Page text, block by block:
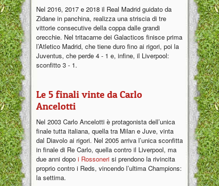
Nel 2016, 2017 e 2018 il Real Madrid guidato da
Zidane in panchina, realizza una striscia di tre
vittorie consecutive della coppa dalle grandi
orecchie. Nel tritacarne dei Galacticos finisce prima
l’Atletico Madrid, che tiene duro fino ai rigori, poi la
Juventus, che perde 4 - 1 e, infine, il Liverpool:
sconfitto 3 - 1.
Le 5 finali vinte da Carlo
Ancelotti
Nel 2003 Carlo Ancelotti è protagonista dell’unica
finale tutta italiana, quella tra Milan e Juve, vinta
dal Diavolo ai rigori. Nel 2005 arriva l’unica sconfitta
in finale di Re Carlo, quella contro il Liverpool, ma
due anni dopo i Rossoneri si prendono la rivincita
proprio contro i Reds, vincendo l’ultima Champions:
la settima.